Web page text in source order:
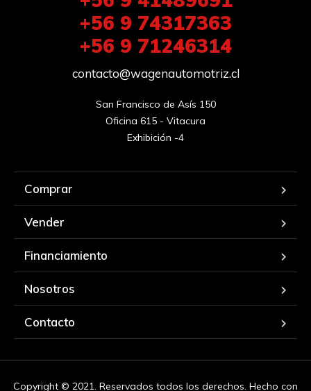
+56 9 74317363
+56 9 71246314
contacto@wagenautomotriz.cl
San Francisco de Asís 150
Oficina 615 - Vitacura
Exhibición -4
Comprar
Vender
Financiamiento
Nosotros
Contacto
Copyright © 2021. Reservados todos los derechos. Hecho con